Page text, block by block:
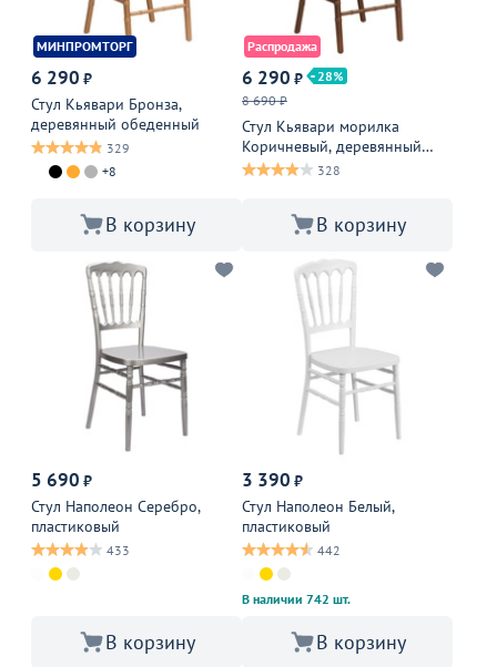
МИНПРОМТОРГ
6 290 ₽
Стул Кьявари Бронза,
деревянный обеденный
329
+8
В корзину
Распродажа
6 290 ₽
28
8 690 ₽
Стул Кьявари морилка
Коричневый, деревянный
обеденный328
В корзину
5 690 ₽
Стул Наполеон Серебро,
пластиковый
433
В корзину
3 390 ₽
Стул Наполеон Белый,
пластиковый
442
В наличии 742 шт.
В корзину